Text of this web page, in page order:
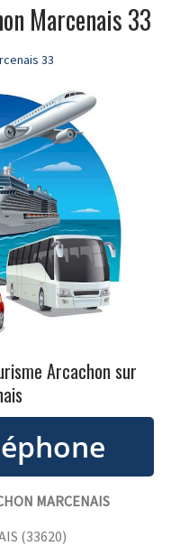
Marcenais 33
33
Arcachon sur
MARCENAIS
(33620)